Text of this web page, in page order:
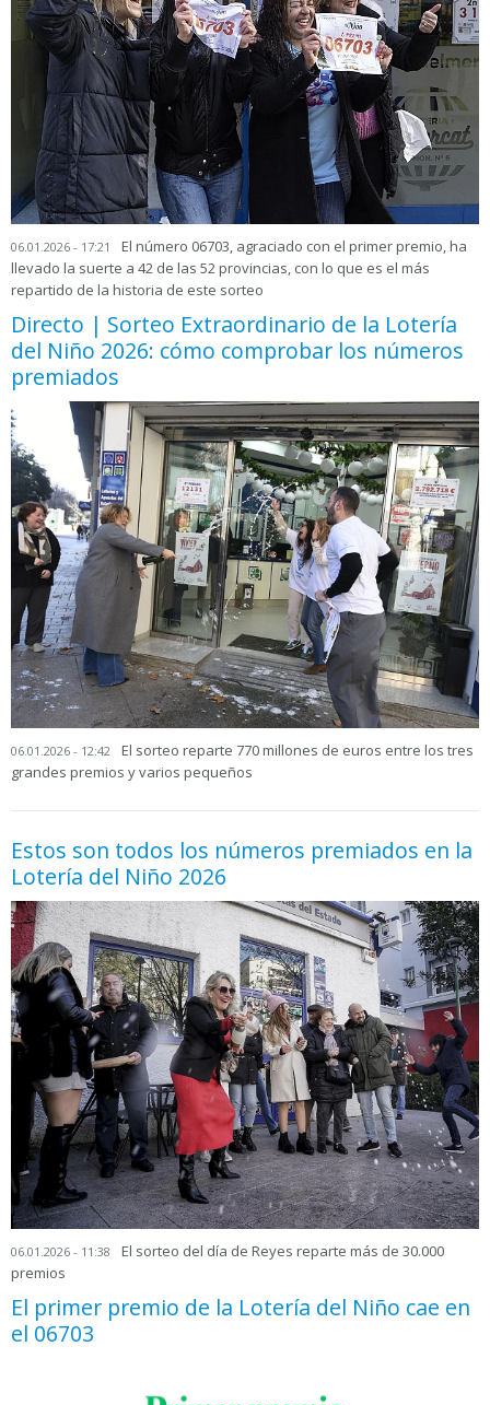
06.01.2026 - 17:21
El número 06703, agraciado con el primer premio, ha
llevado la suerte a 42 de las 52 provincias, con lo que es el más
repartido de la historia de este sorteo
Directo | Sorteo Extraordinario de la Lotería
del Niño 2026: cómo comprobar los números
premiados
06.01.2026 - 12:42
El sorteo reparte 770 millones de euros entre los tres
grandes premios y varios pequeños
Estos son todos los números premiados en la
Lotería del Niño 2026
06.01.2026 - 11:38
El sorteo del día de Reyes reparte más de 30.000
premios
El primer premio de la Lotería del Niño cae en
el 06703